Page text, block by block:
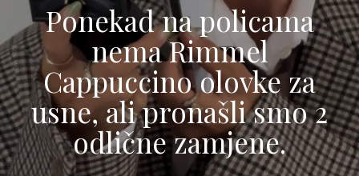
Ponekad na policama
nema Rimmel
Cappuccino olovke za
usne, ali pronašli smo 2
odlične zamjene.